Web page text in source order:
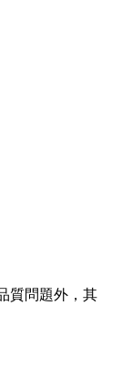
質問題外，其